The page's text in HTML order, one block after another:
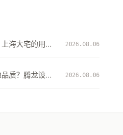
海大宅的用水
2026.08.06
质？腾龙设计
2026.08.06